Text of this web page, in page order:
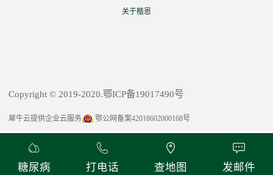
关于楷恩
Copyright © 2019-2020.鄂ICP备19017490号
犀牛云提供企业云服务 鄂公网备案42018602000168号
糖尿病 打电话 查地图 发邮件